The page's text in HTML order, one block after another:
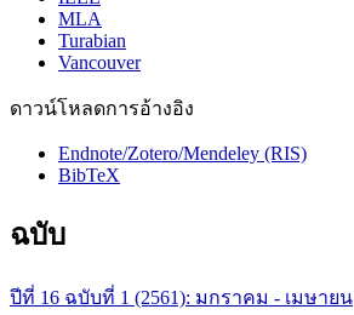
MLA
Turabian
Vancouver
ดาวน์โหลดการอ้างอิง
Endnote/Zotero/Mendeley (RIS)
BibTeX
ฉบับ
ปีที่ 16 ฉบับที่ 1 (2561): มกราคม - เมษายน